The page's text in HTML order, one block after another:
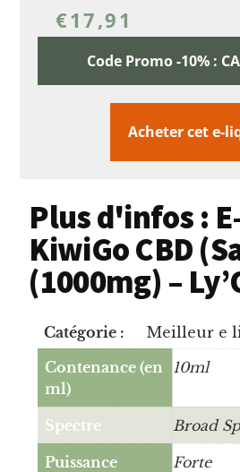
€17,91
Code Promo -10% :
Acheter cet e-
Plus d'infos :
KiwiGo CBD
(1000mg) –
Catégorie :
Meilleur e
Contenance (en
ml)
10ml
Spectre Broad
Puissance Forte